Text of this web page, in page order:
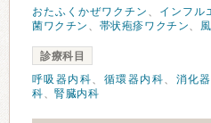
おたふくかぜワクチン 、 インフル
菌ワクチン 、 帯状疱疹ワクチン、
診療科目
呼吸器内科、 循環器内科、 消化
科、腎臓内科